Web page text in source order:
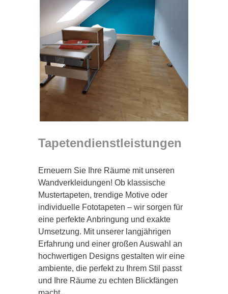
Tapetendienstleistungen
Erneuern Sie Ihre Räume mit unseren
Wandverkleidungen! Ob klassische
Mustertapeten, trendige Motive oder
individuelle Fototapeten – wir sorgen für
eine perfekte Anbringung und exakte
Umsetzung. Mit unserer langjährigen
Erfahrung und einer großen Auswahl an
hochwertigen Designs gestalten wir eine
ambiente, die perfekt zu Ihrem Stil passt
und Ihre Räume zu echten Blickfängen